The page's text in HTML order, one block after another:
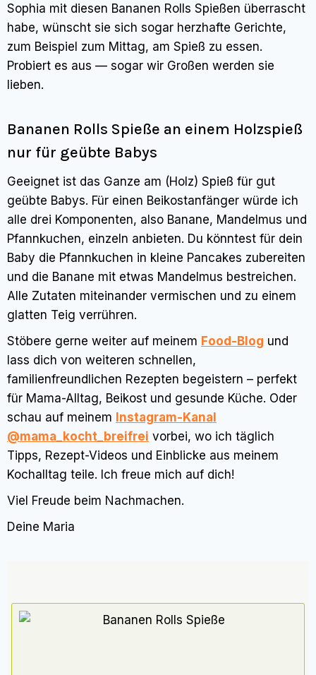
Sophia mit diesen Bananen Rolls Spießen überrascht
habe, wünscht sie sich sogar herzhafte Gerichte,
zum Beispiel zum Mittag, am Spieß zu essen.
Probiert es aus — sogar wir Großen werden sie
lieben.
Bananen Rolls Spieße an einem Holzspieß
nur für geübte Babys
Geeignet ist das Ganze am (Holz) Spieß für gut
geübte Babys. Für einen Beikostanfänger würde ich
alle drei Komponenten, also Banane, Mandelmus und
Pfannkuchen, einzeln anbieten. Du könntest für dein
Baby die Pfannkuchen in kleine Pancakes zubereiten
und die Banane mit etwas Mandelmus bestreichen.
Alle Zutaten miteinander vermischen und zu einem
glatten Teig verrühren.
Stöbere gerne weiter auf meinem Food-Blog und
lass dich von weiteren schnellen,
familienfreundlichen Rezepten begeistern – perfekt
für Mama-Alltag, Beikost und gesunde Küche. Oder
schau auf meinem Instagram-Kanal
@mama_kocht_breifrei vorbei, wo ich täglich
Tipps, Rezept-Videos und Einblicke aus meinem
Kochalltag teile. Ich freue mich auf dich!
Viel Freude beim Nachmachen.
Deine Maria